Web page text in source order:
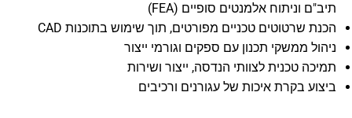
תיב"ם וניתוח אלמנטים סופיים (FEA)
הכנת שרטוטים טכניים מפורטים, תוך שימוש בתוכנות CAD
ניהול ממשקי תכנון עם ספקים וגורמי ייצור
תמיכה טכנית לצוותי הנדסה, ייצור ושירות
ביצוע בקרת איכות של עגורנים ורכיבים